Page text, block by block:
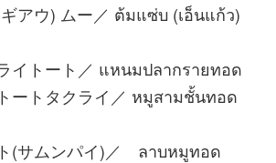
ギアウ) ムー／ ต้มแซ่บ (เอ็นแก้ว)
イトート／ แหนมปลากรายทอด
ートタクライ／ หมูสามชั้นทอด
(サムンパイ)／ ลาบหมูทอด